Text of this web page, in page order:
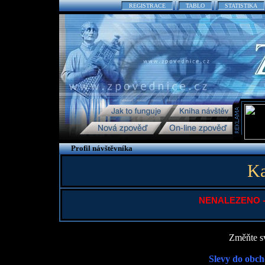
REGISTRACE TABLO STATISTIKA
Profil návštěvníka
NENALEZENO
Změňte
Slevy do